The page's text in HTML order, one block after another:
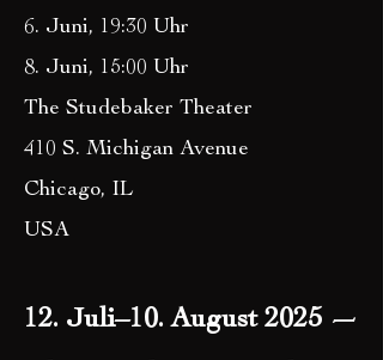
6. Juni, 19:30 Uhr
8. Juni, 15:00 Uhr
The Studebaker Theater
410 S. Michigan Avenue
Chicago, IL
USA
12. Juli–10. August 2025 —